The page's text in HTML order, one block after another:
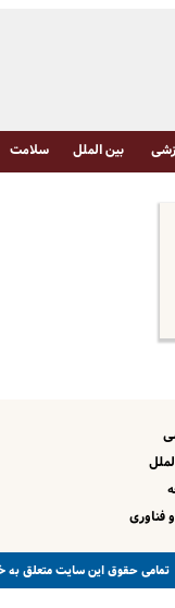
بین الملل سلامت
فناوری
تمامی حقوق این سایت متعلق به